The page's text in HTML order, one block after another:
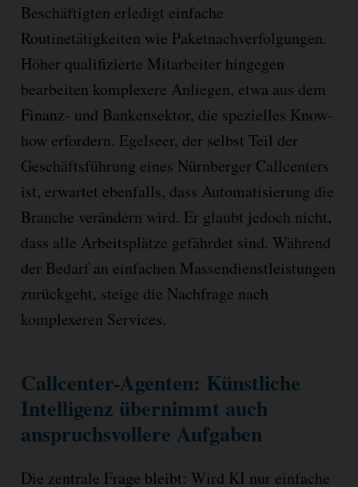
Beschäftigten erledigt einfache
Routinetätigkeiten wie Paketnachverfolgungen.
Höher qualifizierte Mitarbeiter hingegen
bearbeiten komplexere Anliegen, etwa aus dem
Finanz- und Bankensektor, die spezielles Know-
how erfordern. Egelseer, der selbst Teil der
Geschäftsführung eines Nürnberger Callcenters
ist, erwartet ebenfalls, dass Automatisierung die
Branche verändern wird. Er glaubt jedoch nicht,
dass alle Arbeitsplätze gefährdet sind. Während
der Bedarf an einfachen Massendienstleistungen
zurückgeht, steige die Nachfrage nach
komplexeren Services.
Callcenter-Agenten: Künstliche
Intelligenz übernimmt auch
anspruchsvollere Aufgaben
Die zentrale Frage bleibt: Wird KI nur einfache